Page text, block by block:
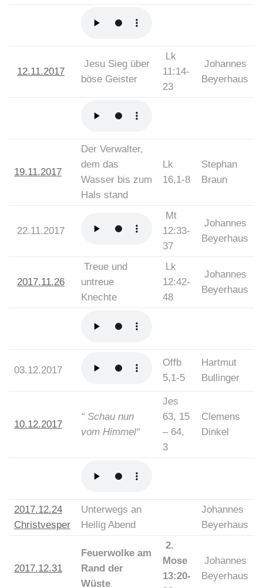
12.11.2017
Jesu Sieg über
böse Geister
Lk
11:14-
23
Johannes
Beyerhaus
19.11.2017
Der Verwalter,
dem das
Wasser bis zum
Hals stand
Lk
16,1-8
Stephan
Braun
22.11.2017
Mt
12:33-
37
Johannes
Beyerhaus
2017.11.26
Treue und
untreue
Knechte
Lk
12:42-
48
Johannes
Beyerhaus
03.12.2017
Offb
5,1-5
Hartmut
Bullinger
10.12.2017
“ Schau nun
vom Himmel“
Jes
63, 15
– 64,
3
Clemens
Dinkel
2017.12.24
Christvesper
Unterwegs an
Heilig Abend
Johannes
Beyerhaus
2017.12.31
Feuerwolke am
Rand der
Wüste
2.
Mose
13:20-
Johannes
Beyerhaus